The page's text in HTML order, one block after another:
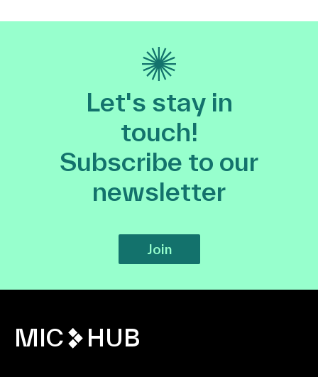
Let's stay in
touch!
Subscribe to our
newsletter
Join
MIC HUB